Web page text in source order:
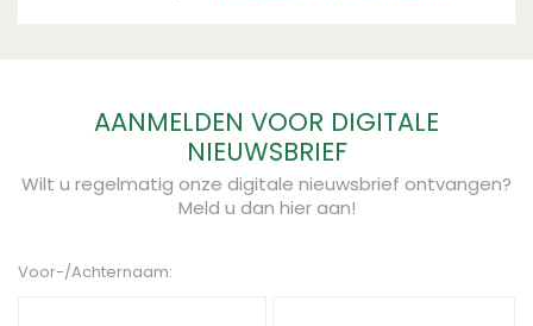
AANMELDEN VOOR DIGITALE
NIEUWSBRIEF
Wilt u regelmatig onze digitale nieuwsbrief ontvangen?
Meld u dan hier aan!
Voor-/Achternaam: